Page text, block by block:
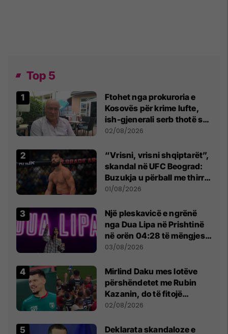
Top 5
Ftohet nga prokuroria e
Kosovës për krime lufte,
ish-gjenerali serb thotë se
dikush e tradhtoi në
02/08/2026
“Vrisni, vrisni shqiptarët”,
skandal në UFC Beograd:
Buzukja u përball me thirrje
anti-shqiptare nga
01/08/2026
Një pleskavicë e ngrënë
nga Dua Lipa në Prishtinë
në orën 04:28 të mëngjesit
- dhe bota digjitale serbe
03/08/2026
Mirlind Daku mes lotëve
përshëndetet me Rubin
Kazanin, do të fitojë
miliona te Spartak Moska
02/08/2026
​Deklarata skandaloze e